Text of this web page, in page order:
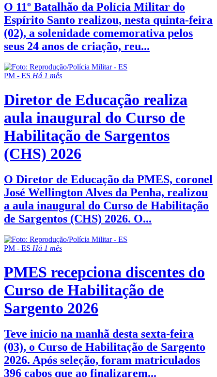
O 11º Batalhão da Polícia Militar do
Espírito Santo realizou, nesta quinta-feira
(02), a solenidade comemorativa pelos
seus 24 anos de criação, reu...
PM - ES Há 1 mês
Diretor de Educação realiza
aula inaugural do Curso de
Habilitação de Sargentos
(CHS) 2026
O Diretor de Educação da PMES, coronel
José Wellington Alves da Penha, realizou
a aula inaugural do Curso de Habilitação
de Sargentos (CHS) 2026. O...
PM - ES Há 1 mês
PMES recepciona discentes do
Curso de Habilitação de
Sargento 2026
Teve início na manhã desta sexta-feira
(03), o Curso de Habilitação de Sargento
2026. Após seleção, foram matriculados
396 cabos que ao finalizarem...